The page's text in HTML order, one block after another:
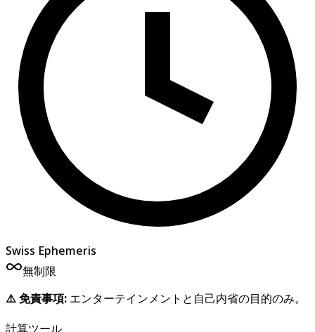
Swiss Ephemeris
無制限
⚠️免責事項: エンターテインメントと自己内省の目的のみ。
計算ツール